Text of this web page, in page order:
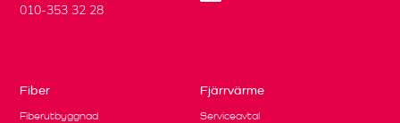
010-353 32 28
Fiber
Fiberutbyggnad
Fjärrvärme
Serviceavtal